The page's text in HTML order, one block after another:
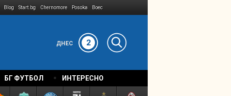
Blog Start.bg Chernomore Posoka Boec
ДНЕС 2
БГ ФУТБОЛ ИНТЕРЕСНО